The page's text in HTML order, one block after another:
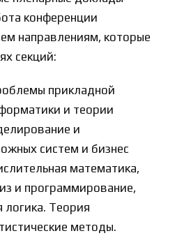
конференции
направлениям, которые
секций:
прикладной
и теории
и
систем и бизнес
математика,
и программирование,
логика. Теория
методы.